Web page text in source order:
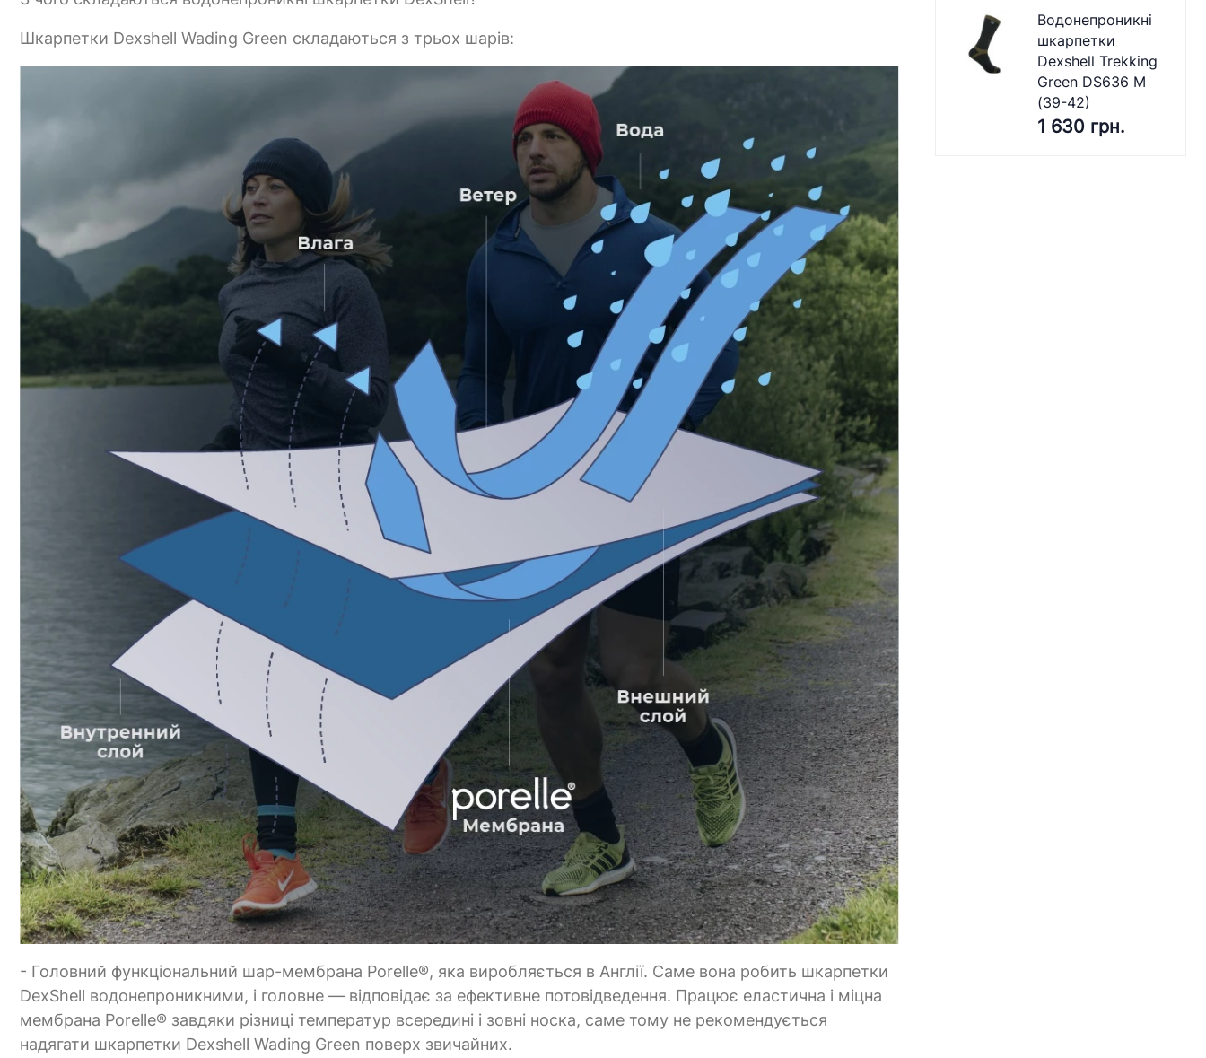
Шкарпетки Dexshell Wading Green складаються з трьох шарів:
- Головний функціональний шар-мембрана Porelle®, яка виробляється в Англії. Саме вона робить шкарпетки
DexShell водонепроникними, і головне — відповідає за ефективне потовідведення. Працює еластична і міцна
мембрана Porelle® завдяки різниці температур всередині і зовні носка, саме тому не рекомендується
надягати шкарпетки Dexshell Wading Green поверх звичайних.
Водонепроникні
шкарпетки
Dexshell Trekking
Green DS636 M
(39-42)
1 630 грн.